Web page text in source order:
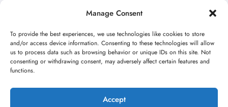
Manage Consent
To provide the best experiences, we use technologies like cookies to store
and/or access device information. Consenting to these technologies will allow
us to process data such as browsing behavior or unique IDs on this site. Not
consenting or withdrawing consent, may adversely affect certain features and
functions.
Accept
„Najveći mali festival u Vojvodini“ i ovog
Kulturni kišobran